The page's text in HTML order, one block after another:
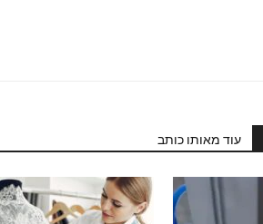
עוד מאותו כותב